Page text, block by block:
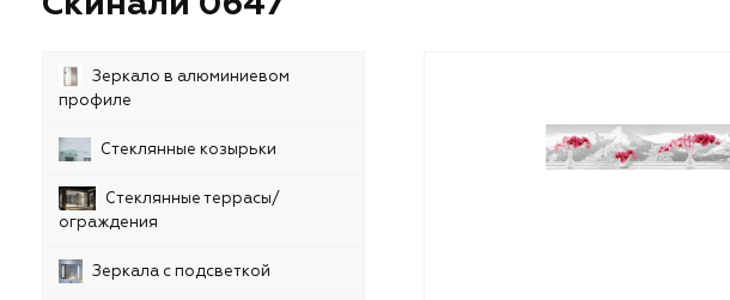
Зеркало в алюминиевом
профиле
Стеклянные козырьки
Стеклянные террасы/
ограждения
Зеркала с подсветкой